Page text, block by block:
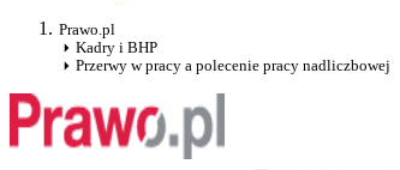
Prawo.pl
Kadry i BHP
Przerwy w pracy a polecenie pracy nadliczbowej